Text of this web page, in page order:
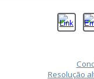
Resolução